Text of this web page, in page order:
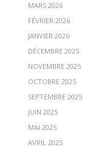
MARS 2026
FÉVRIER 2026
JANVIER 2026
DÉCEMBRE 2025
NOVEMBRE 2025
OCTOBRE 2025
SEPTEMBRE 2025
JUIN 2025
MAI 2025
AVRIL 2025